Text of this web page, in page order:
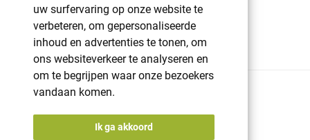
uw surfervaring op onze website te
verbeteren, om gepersonaliseerde
inhoud en advertenties te tonen, om
ons websiteverkeer te analyseren en
om te begrijpen waar onze bezoekers
vandaan komen.
Ik ga akkoord
Voorwaarden en bepalingen
Winkelwagen
Voorwaarden en bepalingen